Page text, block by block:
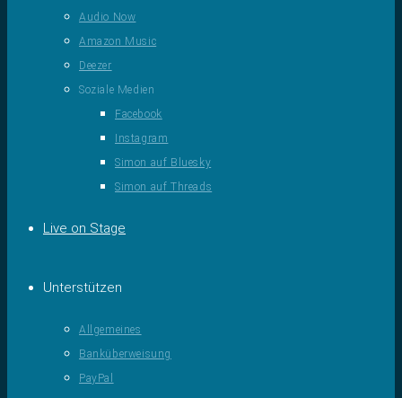
Audio Now
Amazon Music
Deezer
Soziale Medien
Facebook
Instagram
Simon auf Bluesky
Simon auf Threads
Live on Stage
Unterstützen
Allgemeines
Banküberweisung
PayPal